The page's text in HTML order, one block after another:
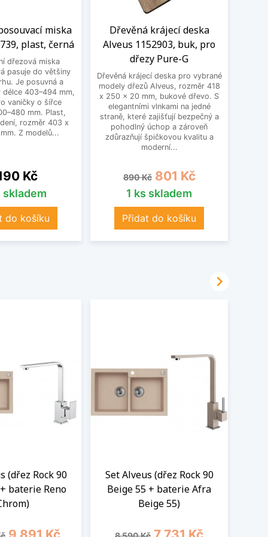
miska
plast, černá
dřezová miska
pasuje do většiny
Je posuvná a
403–494 mm,
vaničky o šířce
mm. Plast,
rozměr 403 x
Z modelů...
Kč
skladem
do košíku
Dřevěná krájecí deska
Alveus 1152903, buk, pro
dřezy Pure-G
Dřevěná krájecí deska pro vybrané
modely dřezů Alveus, rozměr 418
x 250 x 20 mm, bukové dřevo. S
elegantními vlnkami na jedné
straně, které zajišťují bezpečný a
pohodlný úchop a zároveň
zdůrazňují špičkovou kvalitu a
moderní...
Běžná cena
890 Kč Cena
801 Kč
1 ks skladem
Přidat do košíku
(dřez Rock 90
baterie Reno
Cena
Set Alveus (dřez Rock 90
Beige 55 + baterie Afra
Beige 55)
Běžná cenaCena
